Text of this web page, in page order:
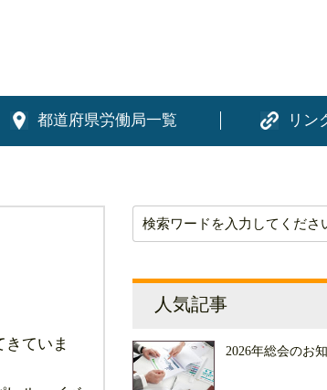
都道府県労働局一覧 リン
ていま
人気記事
2026年総会のお